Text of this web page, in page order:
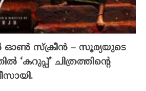
ഓൺ സ്‌ക്രീൻ – സൂര്യയുടെ
‘കറുപ്പ്’ ചിത്രത്തിന്റെ